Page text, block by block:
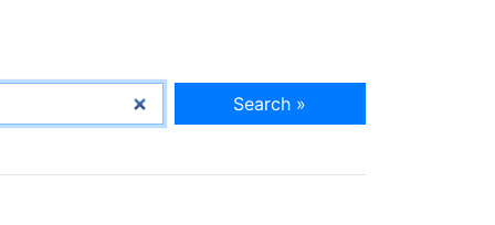
Search »